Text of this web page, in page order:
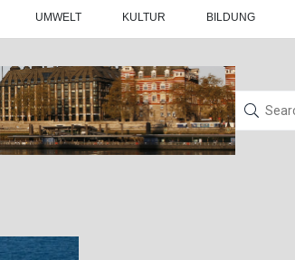
UMWELT KULTUR BILDUNG